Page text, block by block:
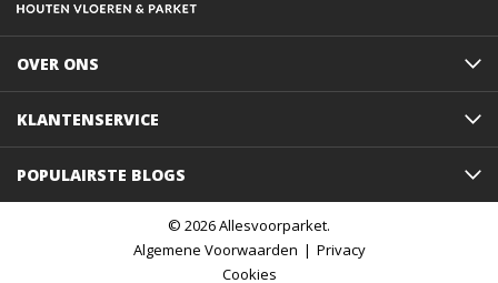
OVER ONS
KLANTENSERVICE
POPULAIRSTE BLOGS
© 2026 Allesvoorparket.
Algemene Voorwaarden
Privacy
Cookies